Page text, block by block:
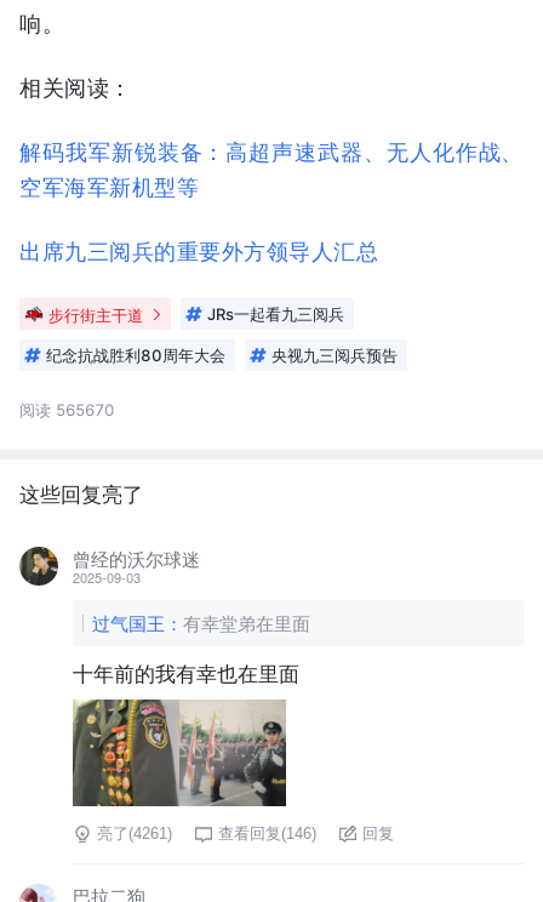
响。
相关阅读：
解码我军新锐装备：高超声速武器、无人化作战、
空军海军新机型等
出席九三阅兵的重要外方领导人汇总
步行街主干道 JRs一起看九三阅兵
纪念抗战胜利80周年大会 央视九三阅兵预告
阅读 565670
这些回复亮了
曾经的沃尔球迷
2025-09-03
过气国王 ： 有幸堂弟在里面
十年前的我有幸也在里面
亮了(4261) 查看回复(146) 回复
巴拉二狗